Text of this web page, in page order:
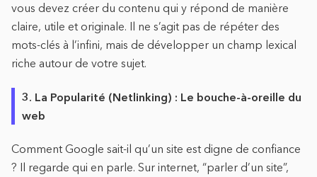
vous devez créer du contenu qui y répond de manière
claire, utile et originale. Il ne s’agit pas de répéter des
mots-clés à l’infini, mais de développer un champ lexical
riche autour de votre sujet.
3. La Popularité (Netlinking) : Le bouche-à-oreille du
web
Comment Google sait-il qu’un site est digne de confiance
? Il regarde qui en parle. Sur internet, “parler d’un site”,